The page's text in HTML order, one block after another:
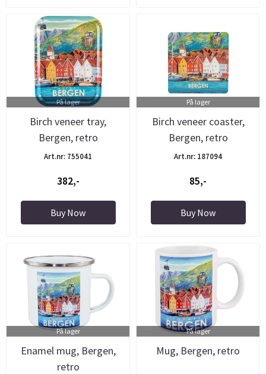
På lager
Birch veneer tray,
Bergen, retro
Art.nr: 755041
382,-
Buy Now
På lager
Birch veneer coaster,
Bergen, retro
Art.nr: 187094
85,-
Buy Now
På lager
Enamel mug, Bergen,
retro
På lager
Mug, Bergen, retro